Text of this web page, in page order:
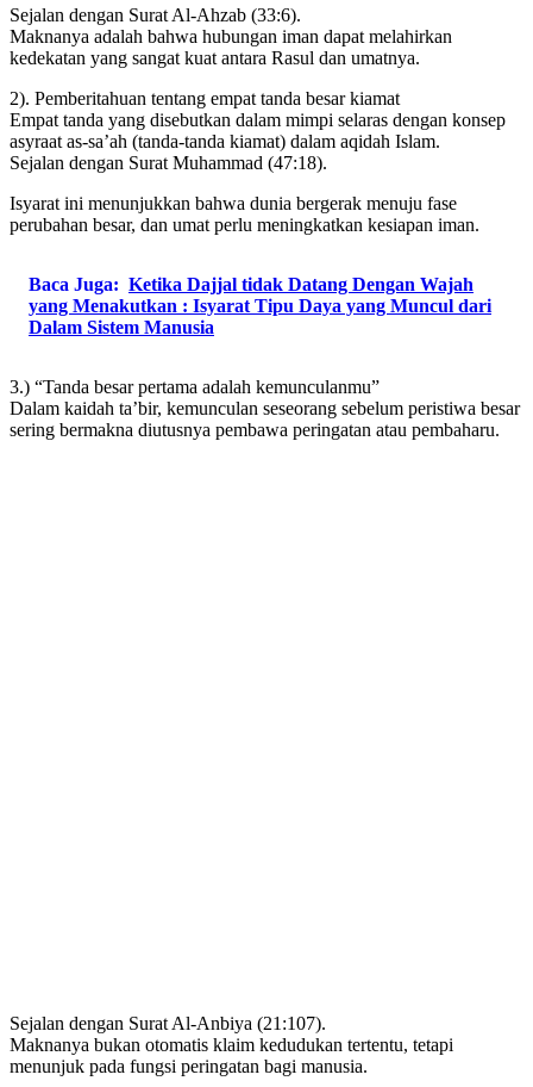
Sejalan dengan Surat Al-Ahzab (33:6).
Maknanya adalah bahwa hubungan iman dapat melahirkan
kedekatan yang sangat kuat antara Rasul dan umatnya.
2). Pemberitahuan tentang empat tanda besar kiamat
Empat tanda yang disebutkan dalam mimpi selaras dengan konsep
asyraat as-sa’ah (tanda-tanda kiamat) dalam aqidah Islam.
Sejalan dengan Surat Muhammad (47:18).
Isyarat ini menunjukkan bahwa dunia bergerak menuju fase
perubahan besar, dan umat perlu meningkatkan kesiapan iman.
Baca Juga: Ketika Dajjal tidak Datang Dengan Wajah
yang Menakutkan : Isyarat Tipu Daya yang Muncul dari
Dalam Sistem Manusia
3.) “Tanda besar pertama adalah kemunculanmu”
Dalam kaidah ta’bir, kemunculan seseorang sebelum peristiwa besar
sering bermakna diutusnya pembawa peringatan atau pembaharu.
Sejalan dengan Surat Al-Anbiya (21:107).
Maknanya bukan otomatis klaim kedudukan tertentu, tetapi
menunjuk pada fungsi peringatan bagi manusia.